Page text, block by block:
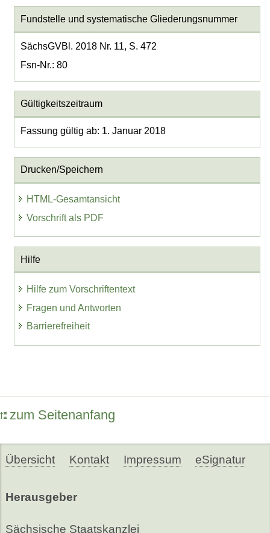
Fundstelle und systematische Gliederungsnummer
SächsGVBl. 2018 Nr. 11, S. 472
Fsn-Nr.: 80
Gültigkeitszeitraum
Fassung gültig ab: 1. Januar 2018
Drucken/Speichern
HTML-Gesamtansicht
Vorschrift als PDF
Hilfe
Hilfe zum Vorschriftentext
Fragen und Antworten
Barrierefreiheit
zum Seitenanfang
Übersicht Kontakt Impressum eSignatur
Herausgeber
Sächsische Staatskanzlei